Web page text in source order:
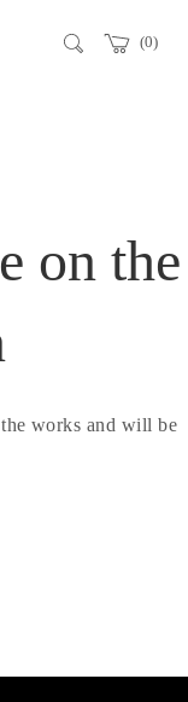
0
on the
works and will be